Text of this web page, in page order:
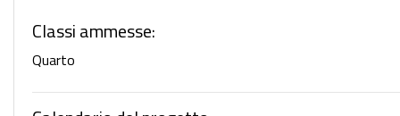
Classi ammesse:
Quarto